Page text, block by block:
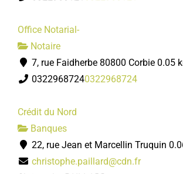
Office Notarial-
Notaire
7, rue Faidherbe 80800 Corbie 0.05
03229687240322968724
Crédit du Nord
Banques
22, rue Jean et Marcellin Truquin
christophe.paillard@cdn.fr